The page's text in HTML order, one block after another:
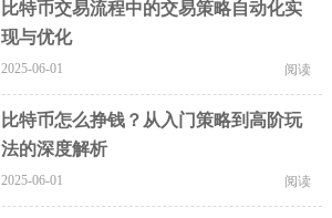
比特币交易流程中的交易策略自动化实
现与优化
2025-06-01 阅读
比特币怎么挣钱？从入门策略到高阶玩
法的深度解析
2025-06-01 阅读